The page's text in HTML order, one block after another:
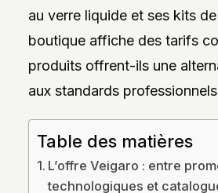
MATIÈRES
POUR
PASSIONNÉS
au verre liquide et ses kits
boutique affiche des tarifs
produits offrent-ils une
aux standards
Table des matières
L’offre Veigaro : entre
technologiques et